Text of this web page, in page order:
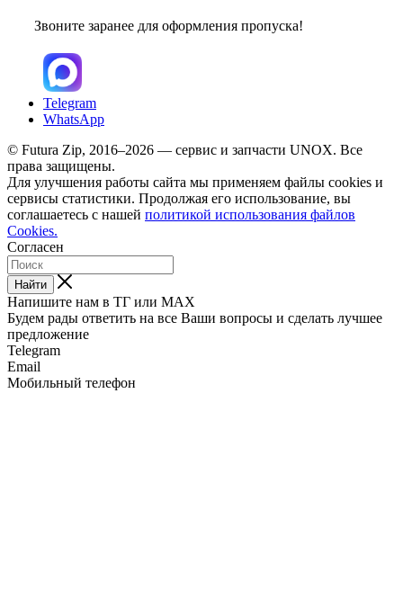
Звоните заранее для оформления пропуска!
Telegram
WhatsApp
© Futura Zip, 2016–2026 — сервис и запчасти UNOX. Все
права защищены.
Для улучшения работы сайта мы применяем файлы cookies и
сервисы статистики. Продолжая его использование, вы
соглашаетесь с нашей политикой использования файлов
Cookies.
Согласен
Найти
Напишите нам в ТГ или MAX
Будем рады ответить на все Ваши вопросы и сделать лучшее
предложение
Telegram
Email
Мобильный телефон